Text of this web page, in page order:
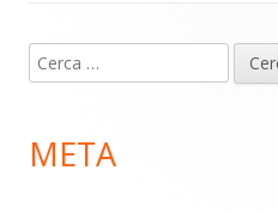
piè
pagina
Ricerca
per:
META